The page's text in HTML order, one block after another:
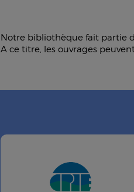
Notre bibliothèque fait partie
A ce titre, les ouvrages